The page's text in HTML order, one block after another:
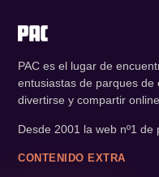
PAC es el lugar de
entusiastas de parques
divertirse y compartir
Desde 2001 la web nº1 de
CONTENIDO EXTRA